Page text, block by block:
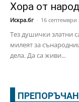
Хора от
Искра.бг - 16
Тез душички златни
милеят за
дела. Да са живи...